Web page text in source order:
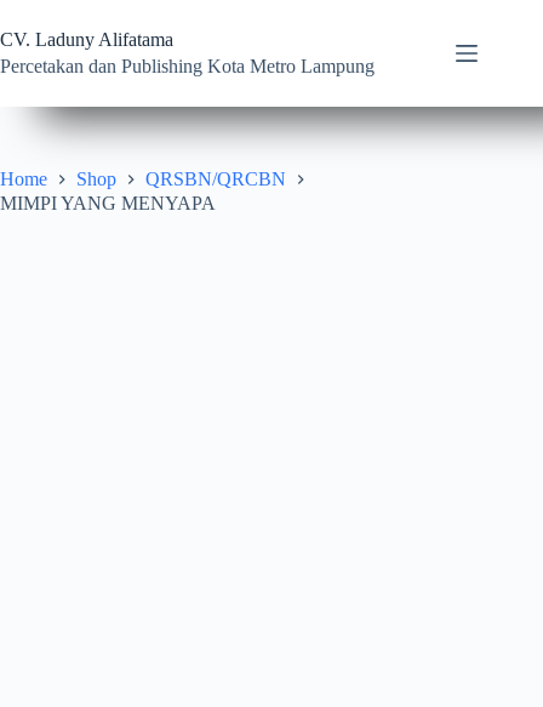
to
content
CV. Laduny Alifatama
Percetakan dan Publishing Kota Metro Lampung
Home Shop
QRSBN/QRCBN
MIMPI YANG MENYAPA